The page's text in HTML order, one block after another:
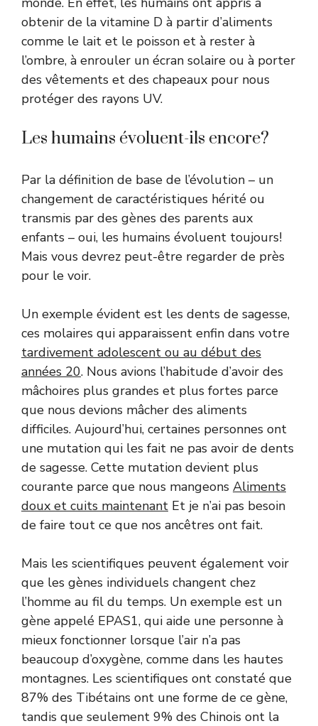
obtenir de la vitamine D à partir d’aliments
comme le lait et le poisson et à rester à
l’ombre, à enrouler un écran solaire ou à porter
des vêtements et des chapeaux pour nous
protéger des rayons UV.
Les humains évoluent-ils encore?
Par la définition de base de l’évolution – un
changement de caractéristiques hérité ou
transmis par des gènes des parents aux
enfants – oui, les humains évoluent toujours!
Mais vous devrez peut-être regarder de près
pour le voir.
Un exemple évident est les dents de sagesse,
ces molaires qui apparaissent enfin dans votre
tardivement adolescent ou au début des
années 20. Nous avions l’habitude d’avoir des
mâchoires plus grandes et plus fortes parce
que nous devions mâcher des aliments
difficiles. Aujourd’hui, certaines personnes ont
une mutation qui les fait ne pas avoir de dents
de sagesse. Cette mutation devient plus
courante parce que nous mangeons Aliments
doux et cuits maintenant Et je n’ai pas besoin
de faire tout ce que nos ancêtres ont fait.
Mais les scientifiques peuvent également voir
que les gènes individuels changent chez
l’homme au fil du temps. Un exemple est un
gène appelé EPAS1, qui aide une personne à
mieux fonctionner lorsque l’air n’a pas
beaucoup d’oxygène, comme dans les hautes
montagnes. Les scientifiques ont constaté que
87% des Tibétains ont une forme de ce gène,
tandis que seulement 9% des Chinois ont la